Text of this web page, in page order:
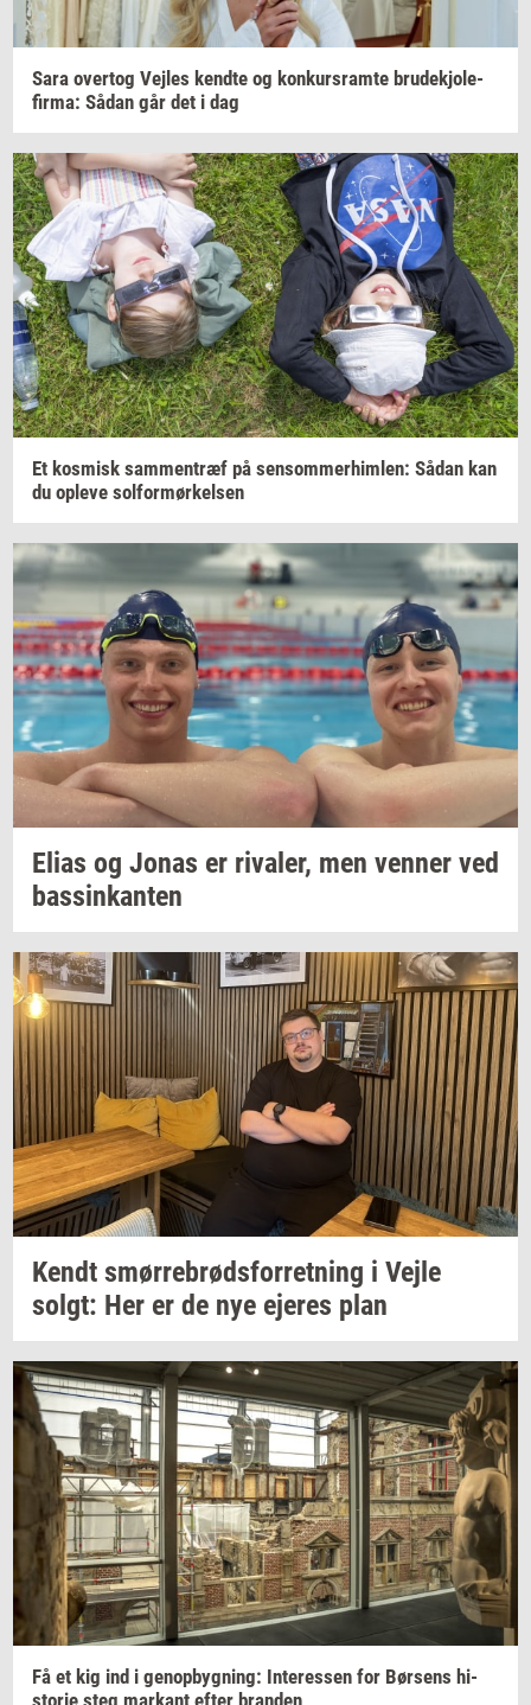
Sara over­tog Vej­les kend­te og kon­kurs­ram­te bru­dekjo­le­
fir­ma: Sådan går det i dag
Et kos­misk sam­men­træf på sen­som­mer­him­len: Sådan kan
du op­le­ve sol­for­mør­kel­sen
Elias og Jonas er ri­va­ler, men ven­ner ved
bas­sinkan­ten
Kendt smør­re­brød­s­for­ret­ning i Vejle
solgt: Her er de nye eje­res plan
Få et kig ind i genop­byg­ning: In­ter­es­sen for Bør­sens hi­
sto­rie steg mar­kant efter bran­den